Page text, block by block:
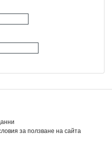
за ползване на сайта